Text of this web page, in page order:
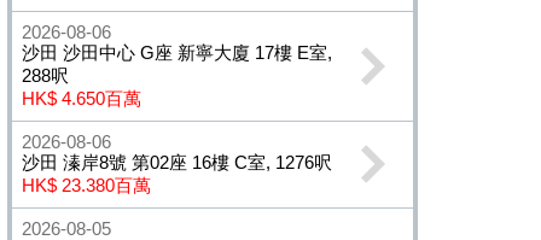
2026-08-06
沙田 沙田中心 G座 新寧大廈 17樓 E室,
288呎
HK$ 4.650百萬
2026-08-06
沙田 溱岸8號 第02座 16樓 C室, 1276呎
HK$ 23.380百萬
2026-08-05